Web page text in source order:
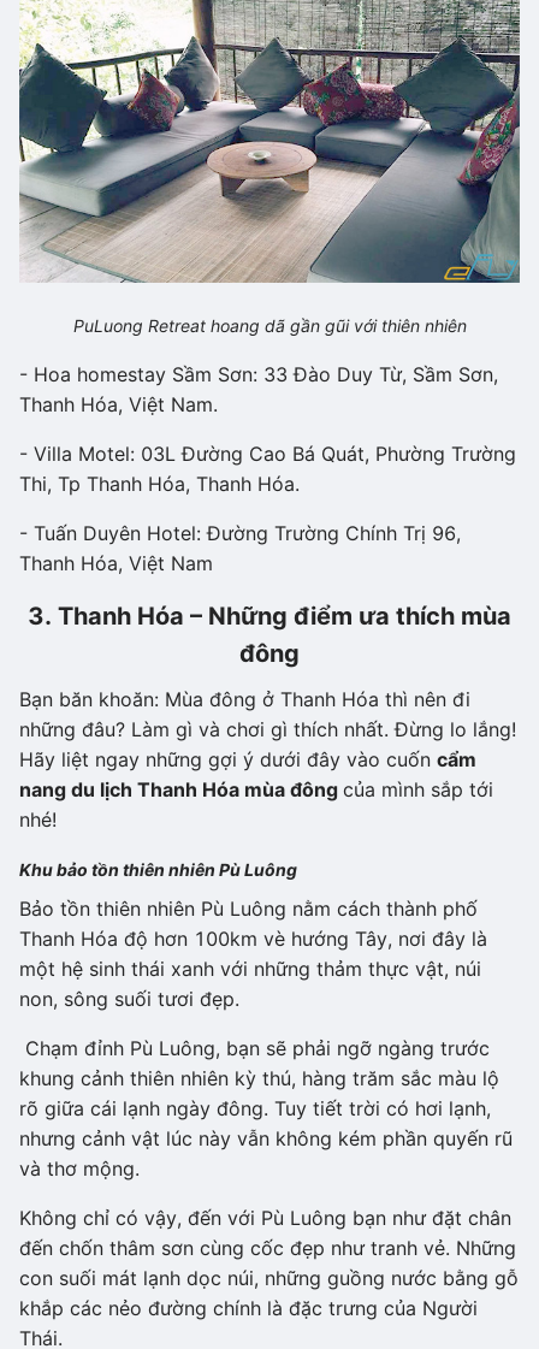
PuLuong Retreat hoang dã gần gũi với thiên nhiên
- Hoa homestay Sầm Sơn: 33 Đào Duy Từ, Sầm Sơn,
Thanh Hóa, Việt Nam.
- Villa Motel: 03L Đường Cao Bá Quát, Phường Trường
Thi, Tp Thanh Hóa, Thanh Hóa.
- Tuấn Duyên Hotel: Đường Trường Chính Trị 96,
Thanh Hóa, Việt Nam
3. Thanh Hóa – Những điểm ưa thích mùa
đông
Bạn băn khoăn: Mùa đông ở Thanh Hóa thì nên đi
những đâu? Làm gì và chơi gì thích nhất. Đừng lo lắng!
Hãy liệt ngay những gợi ý dưới đây vào cuốn cẩm
nang du lịch Thanh Hóa mùa đông của mình sắp tới
nhé!
Khu bảo tồn thiên nhiên Pù Luông
Bảo tồn thiên nhiên Pù Luông nằm cách thành phố
Thanh Hóa độ hơn 100km vè hướng Tây, nơi đây là
một hệ sinh thái xanh với những thảm thực vật, núi
non, sông suối tươi đẹp.
Chạm đỉnh Pù Luông, bạn sẽ phải ngỡ ngàng trước
khung cảnh thiên nhiên kỳ thú, hàng trăm sắc màu lộ
rõ giữa cái lạnh ngày đông. Tuy tiết trời có hơi lạnh,
nhưng cảnh vật lúc này vẫn không kém phần quyến rũ
và thơ mộng.
Không chỉ có vậy, đến với Pù Luông bạn như đặt chân
đến chốn thâm sơn cùng cốc đẹp như tranh vẻ. Những
con suối mát lạnh dọc núi, những guồng nước bằng gỗ
khắp các nẻo đường chính là đặc trưng của Người
Thái.